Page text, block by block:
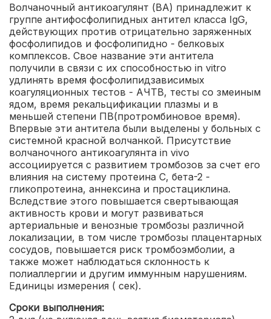
Волчаночный антикоагулянт (ВА) принадлежит к
группе антифосфолипидных антител класса IgG,
действующих против отрицательно заряженных
фосфолипидов и фосфолипидно - белковых
комплексов. Свое название эти антитела
получили в связи с их способностью in vitro
удлинять время фосфолипидзависимых
коагуляционных тестов - АЧТВ, тесты со змеиным
ядом, время рекальцификации плазмы и в
меньшей степени ПВ(протромбиновое время).
Впервые эти антитела были выделены у больных с
системной красной волчанкой. Присутствие
волчаночного антикоагулянта in vivo
ассоциируется с развитием тромбозов за счет его
влияния на систему протеина С, бета-2 -
гликопротеина, аннексина и простациклина.
Вследствие этого повышается свертывающая
активность крови и могут развиваться
артериальные и венозные тромбозы различной
локализации, в том числе тромбозы плацентарных
сосудов, повышается риск тромбоэмболии, а
также может наблюдаться склонность к
полиаллергии и другим иммунным нарушениям.
Единицы измерения ( сек).
Сроки выполнения: